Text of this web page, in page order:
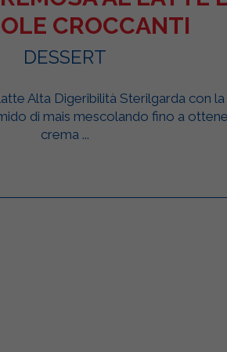
CROCCANTI
DESSERT
Alta Digeribilità Sterilgarda con la
di mais mescolando fino a
crema ...